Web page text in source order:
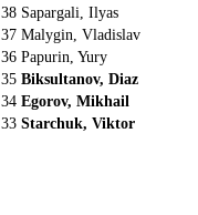
38 Sapargali, Ilyas
37 Malygin, Vladislav
36 Papurin, Yury
35 Biksultanov, Diaz
34 Egorov, Mikhail
33 Starchuk, Viktor